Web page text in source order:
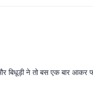
बिधूड़ी ने तो बस एक बार आकर